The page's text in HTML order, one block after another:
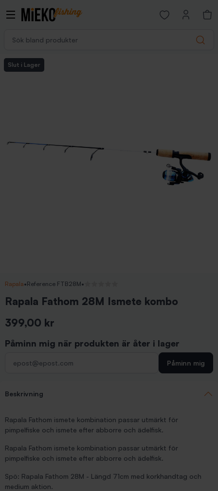
Search
Open favorites
Slut i Lager
Rapala•Reference FTB28M•
Rapala Fathom 28M Ismete kombo
399,00 kr
Påminn mig när produkten är åter i lager
Påminn mig
Beskrivning
Rapala Fathom ismete kombination passar utmärkt för
pimpelfiske och ismete efter abborre och ädelfisk.
Rapala Fathom ismete kombination passar utmärkt för
pimpelfiske och ismete efter abborre och ädelfisk.
Spö: Rapala Fathom 28M - Längd 71cm med korkhandtag och
medium aktion.